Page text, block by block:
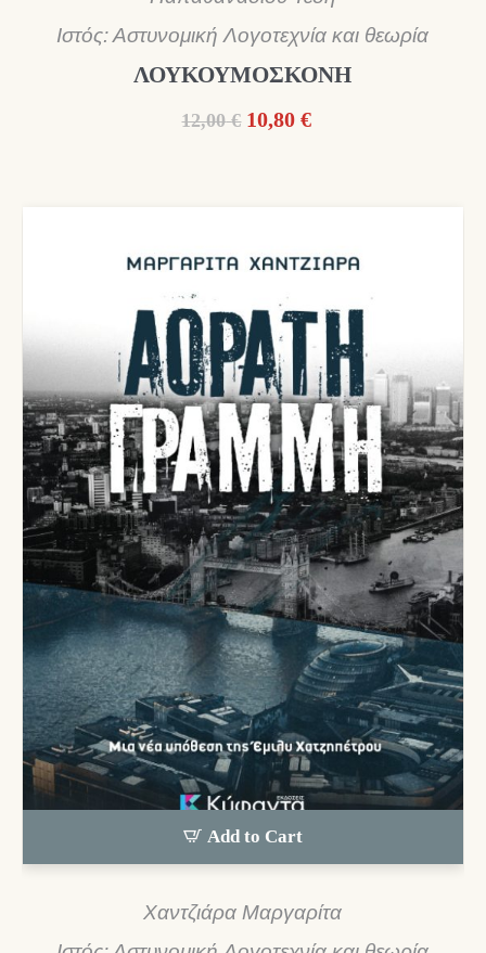
Ιστός: Αστυνομική Λογοτεχνία και θεωρία
ΛΟΥΚΟΥΜΟΣΚΟΝΗ
12,00 € Original
10,80 €Η
Add to Cart
Χαντζιάρα Μαργαρίτα